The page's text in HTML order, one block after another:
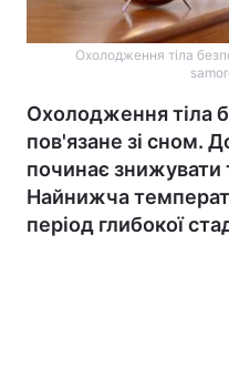
Охолодження тіла
Охолодження тіла
пов'язане зі сном.
починає знижувати
Найнижча
період глибокої